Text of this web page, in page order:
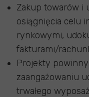
Zakup towarów i
osiągnięcia celu
rynkowymi,
fakturami/
Projekty powinny
zaangażowaniu
trwałego